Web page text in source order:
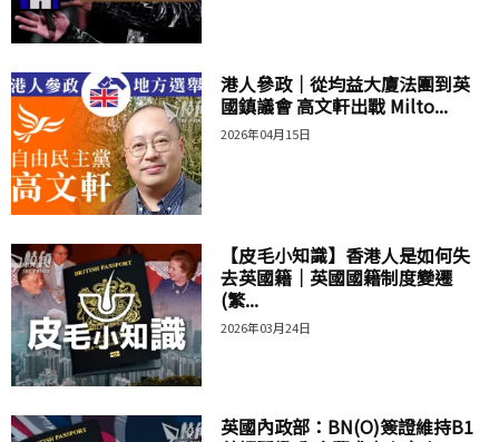
港人參政｜從均益大廈法團到英
國鎮議會 高文軒出戰 Milto...
2026年04月15日
【皮毛小知識】香港人是如何失
去英國籍｜英國國籍制度變遷
(繁...
2026年03月24日
英國內政部：BN(O)簽證維持B1